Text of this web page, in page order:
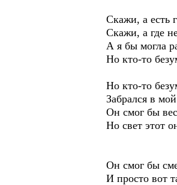
Скажи, а есть
Скажи, а где
А я бы могла
Но кто-то
Но кто-то
Забрался в
Он смог бы
Но свет этот
Он смог бы
И просто вот